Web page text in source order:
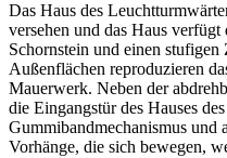
Das Haus des
versehen und das Haus verfügt
Schornstein und einen
Außenflächen reproduzieren
Mauerwerk. Neben der
die Eingangstür des Hauses
Gummibandmechanismus und
Vorhänge, die sich bewegen,